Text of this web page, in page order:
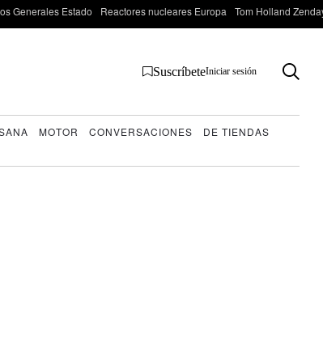
Generales Estado Reactores nucleares Europa Tom Holland
SuscríbeteIniciar sesión
MOTOR CONVERSACIONES
DE TIENDAS